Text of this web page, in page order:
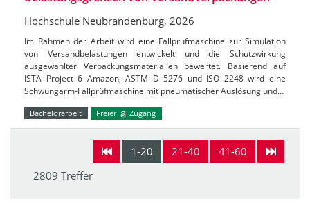
Hochschule Neubrandenburg, 2026
Im Rahmen der Arbeit wird eine Fallprüfmaschine zur Simulation
von Versandbelastungen entwickelt und die Schutzwirkung
ausgewählter Verpackungsmaterialien bewertet. Basierend auf
ISTA Project 6 Amazon, ASTM D 5276 und ISO 2248 wird eine
Schwungarm-Fallprüfmaschine mit pneumatischer Auslösung und…
Bachelorarbeit Freier Zugang
1-20 21-40
41-60
2809 Treffer